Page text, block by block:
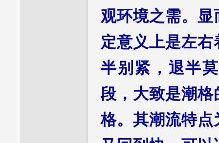
观环境之需。
定意义上是左
半别紧，退半
段，大致是潮
格。其潮流特